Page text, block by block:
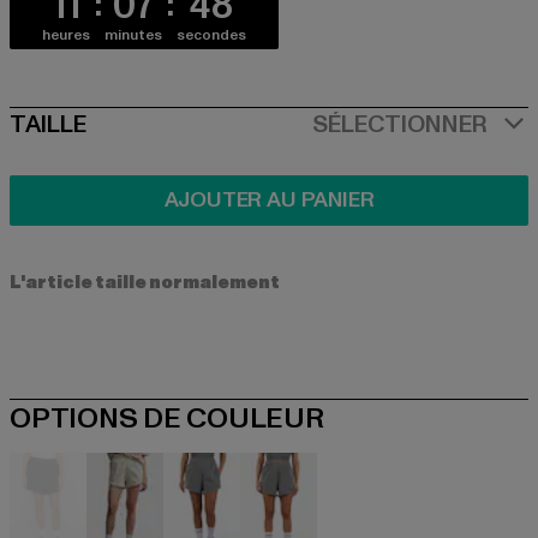
heures minutes secondes
SIZE
TAILLE SÉLECTIONNER
AJOUTER AU PANIER
L'article taille normalement
OPTIONS DE COULEUR